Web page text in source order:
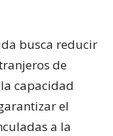
busca reducir
de
capacidad
el
a la